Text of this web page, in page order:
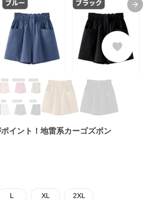
イント！地雷系カーゴズボン
L XL 2XL